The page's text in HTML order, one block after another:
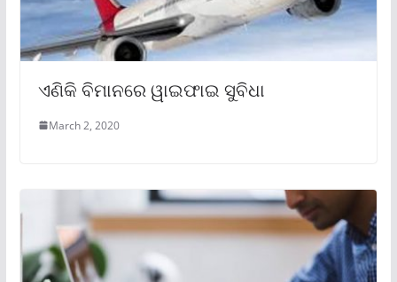
ଏଣିକି ବିମାନରେ ୱାଇଫାଇ ସୁବିଧା
March 2, 2020